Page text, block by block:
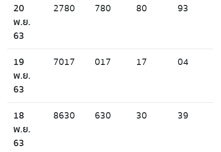
20
พ.ย.
63
2780 780 80 93
19
พ.ย.
63
7017 017 17 04
18
พ.ย.
63
8630 630 30 39